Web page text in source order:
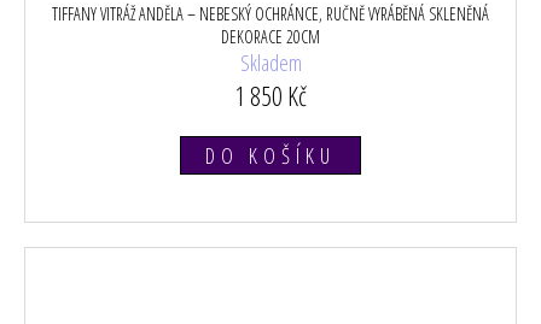
TIFFANY VITRÁŽ ANDĚLA – NEBESKÝ OCHRÁNCE, RUČNĚ VYRÁBĚNÁ SKLENĚNÁ
DEKORACE 20CM
Skladem
1 850 Kč
DO KOŠÍKU